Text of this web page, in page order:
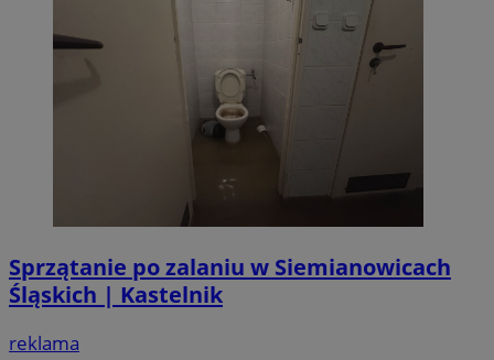
Sprzątanie po zalaniu w Siemianowicach
Śląskich | Kastelnik
reklama